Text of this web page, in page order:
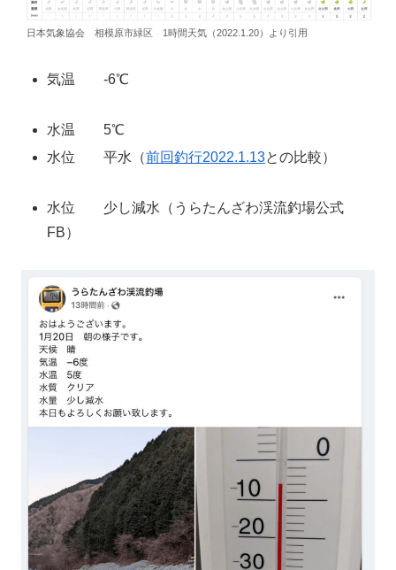
日本気象協会 相模原市緑区 1時間天気（2022.1.20）より引用
気温 -6℃
水温 5℃
水位 平水（前回釣行2022.1.13との比較）
水位 少し減水（うらたんざわ渓流釣場公式
FB）